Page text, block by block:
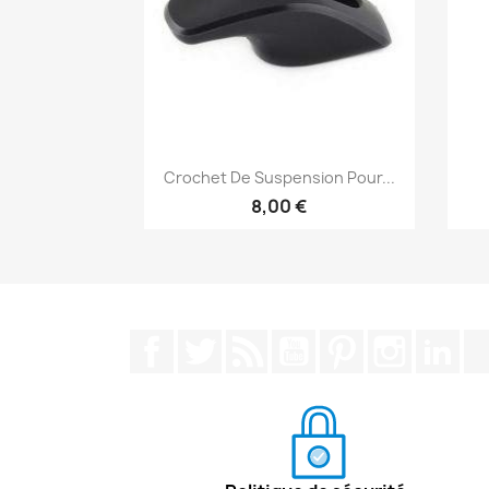
Aperçu rapide
Crochet De Suspension Pour...
8,00 €